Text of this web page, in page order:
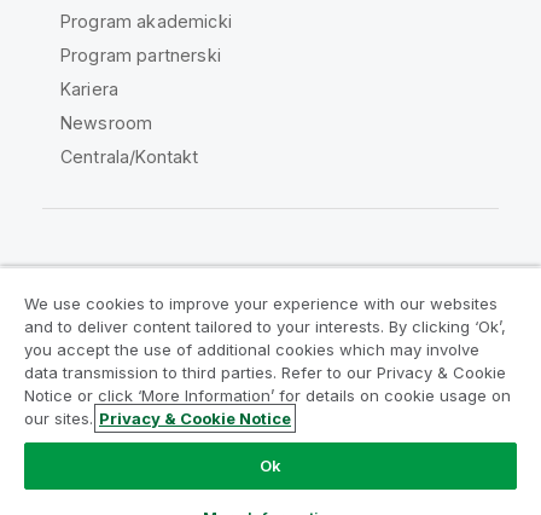
Program akademicki
Program partnerski
Kariera
Newsroom
Centrala/Kontakt
Umowy prawne
Warunki produktu
Legal Policies
Legal Policies
Warunki korzystania
Znaki towarowe
Do Not Share My Info
Copyright © 1993-2026 QlikTech International AB. Wszelkie
We use cookies to improve your experience with our websites
and to deliver content tailored to your interests. By clicking ‘Ok’,
you accept the use of additional cookies which may involve
data transmission to third parties. Refer to our Privacy & Cookie
Notice or click ‘More Information’ for details on cookie usage on
our sites. Privacy & Cookie Notice
Ok